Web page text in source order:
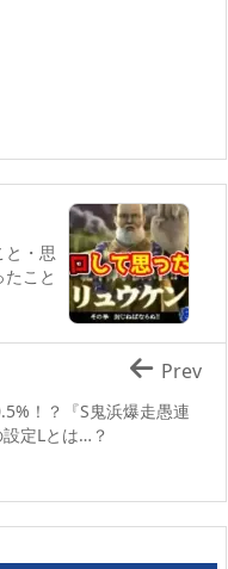
と・思
たこと
！？『S鬼浜爆走愚連
定Lとは…？
Prev